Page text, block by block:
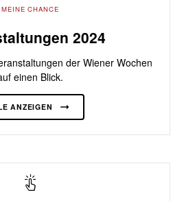
MEINE CHANCE
2024
der Wiener Wochen
einen Blick.
ANZEIGEN